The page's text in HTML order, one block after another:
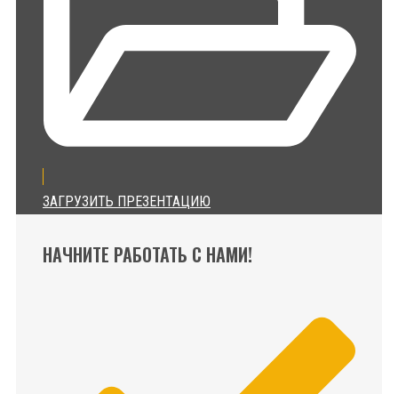
ЗАГРУЗИТЬ ПРЕЗЕНТАЦИЮ
НАЧНИТЕ РАБОТАТЬ С НАМИ!